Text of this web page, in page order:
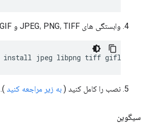
وابستگی های JPEG، PNG، TIFF و GIF را نصب کنید:
install jpeg libpng tiff
نصب را کامل کنید ( به زیر مراجعه کنید ).
سیگوین